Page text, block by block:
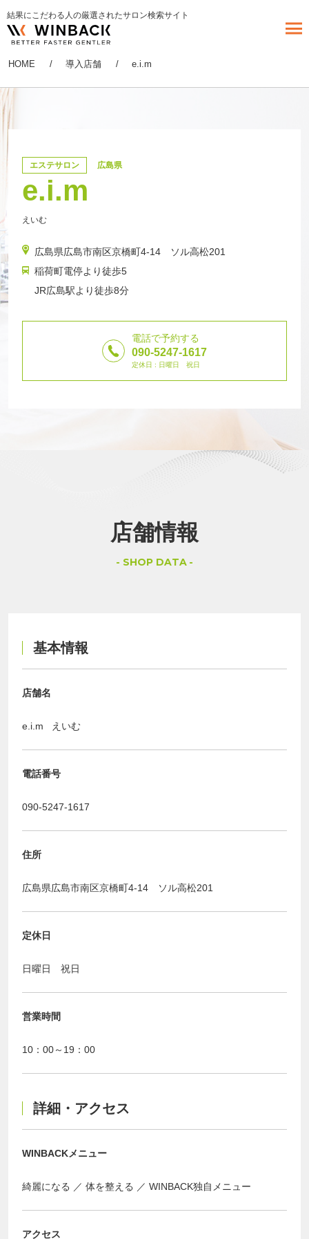
結果にこだわる人の厳選されたサロン検索サイト
HOME 導入店舗 e.i.m
エステサロン 広島県
e.i.m
えいむ
​広島県広島市南区京橋町4-14 ソル高松201
稲荷町電停より徒歩5
JR広島駅より徒歩8分
電話で予約する
090-5247-1617
定休日 : 日曜日 祝日
店舗情報
SHOP DATA
基本情報
店舗名
e.i.m えいむ
電話番号
090-5247-1617
住所
​広島県広島市南区京橋町4-14 ソル高松201
定休日
日曜日 祝日
営業時間
10：00～19：00
詳細・アクセス
WINBACKメニュー
綺麗になる 体を整える WINBACK独自メニュー
アクセス